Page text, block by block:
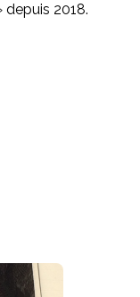
2018.